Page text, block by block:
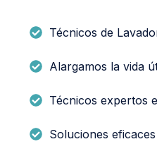
Técnicos de
Alargamos la vida
Técnicos expertos
Soluciones